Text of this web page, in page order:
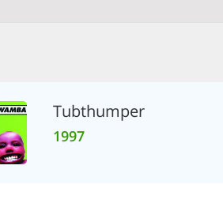
Tubthumper
1997